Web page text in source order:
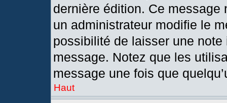
dernière édition. Ce message
un administrateur modifie le
possibilité de laisser une
message. Notez que les
message une fois que
Haut